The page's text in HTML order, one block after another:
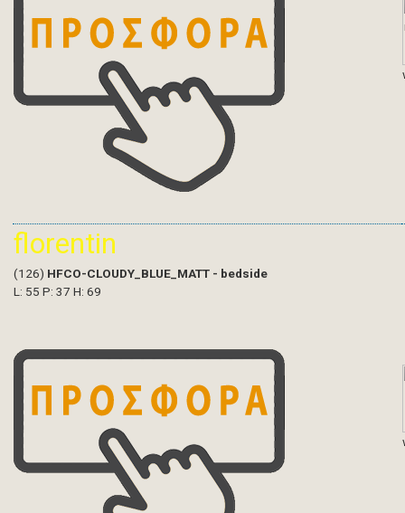
florentin
(126) HFCO-CLOUDY_BLUE_MATT - bedside
L: 55 P: 37 H: 69